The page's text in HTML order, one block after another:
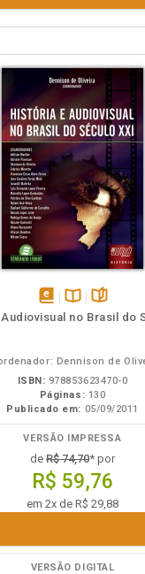
disponívelDisponível
páginas
no Brasil do
Dennison de
ISBN: 978853623470-0
Páginas: 130
Publicado em: 05/09/2011
VERSÃO IMPRESSA
de R$ 74,70* por
R$ 59,76
em 2x de R$ 29,88
VERSÃO DIGITAL